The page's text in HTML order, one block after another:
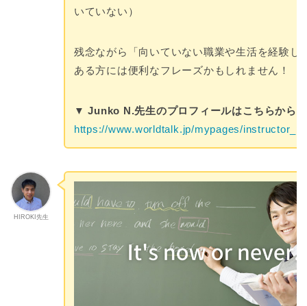
いていない）
残念ながら「向いていない職業や生活を経験し
ある方には便利なフレーズかもしれません！
▼ Junko N.先生のプロフィールはこちらから
https://www.worldtalk.jp/mypages/
HIROKI先生